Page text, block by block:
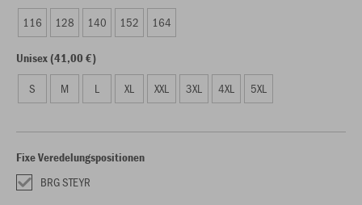
116 128 140 152 164
Unisex (41,00 €)
S M L XL XXL 3XL 4XL 5XL
Fixe Veredelungspositionen
BRG STEYR